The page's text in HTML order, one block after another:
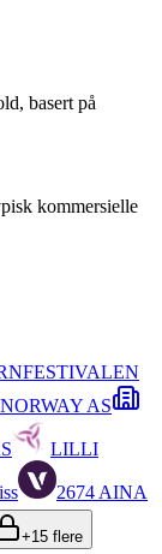
basert på
kommersielle
AS
LILLI
2674 AINA
+15 flere